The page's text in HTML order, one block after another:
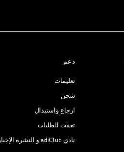
دعم
تعليمات
شحن
ارجاع واستبدال
تعقب الطلبات
نادي adiClub و النشرة الإخبارية